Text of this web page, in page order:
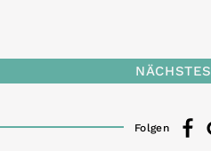
NÄCHSTES
Folgen